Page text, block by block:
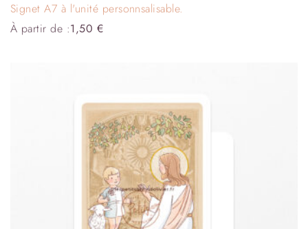
Signet A7 à l'unité personnsalisable.
À partir de :1,50 €